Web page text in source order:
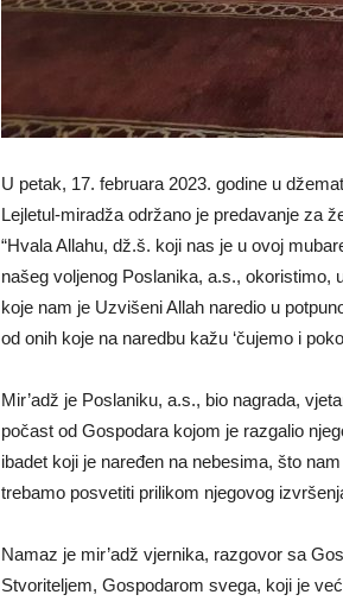
U petak, 17. februara 2023. godine u
Lejletul-miradža održano je predavanje za
“Hvala Allahu, dž.š. koji nas je u ovoj
našeg voljenog Poslanika, a.s., okoristimo,
koje nam je Uzvišeni Allah naredio u
od onih koje na naredbu kažu ‘čujemo i
Mir’adž je Poslaniku, a.s., bio nagrada,
počast od Gospodara kojom je razgalio
ibadet koji je naređen na nebesima, što
trebamo posvetiti prilikom njegovog
Namaz je mir’adž vjernika, razgovor sa
Stvoriteljem, Gospodarom svega, koji je